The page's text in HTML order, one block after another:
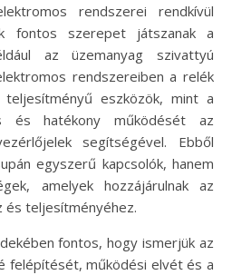
rendszerei rendkívül
fontos szerepet játszanak a
az üzemanyag szivattyú
rendszereiben a relék
eszközök, mint a
és hatékony működését az
segítségével. Ebből
egyszerű kapcsolók, hanem
amelyek hozzájárulnak az
és teljesítményéhez.
fontos, hogy ismerjük az
felépítését, működési elvét és a